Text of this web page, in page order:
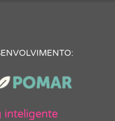
inteligente